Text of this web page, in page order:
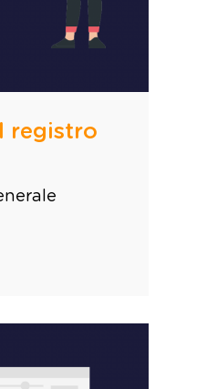
registro